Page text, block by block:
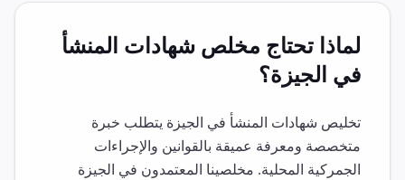
لماذا تحتاج مخلص شهادات المنشأ
في الجيزة؟
تخليص شهادات المنشأ في الجيزة يتطلب خبرة
متخصصة ومعرفة عميقة بالقوانين والإجراءات
الجمركية المحلية. مخلصينا المعتمدون في الجيزة